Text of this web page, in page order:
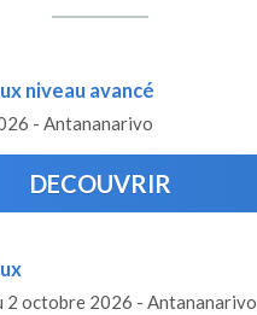
niveau avancé
- Antananarivo
DECOUVRIR
2 octobre 2026 - Antananarivo